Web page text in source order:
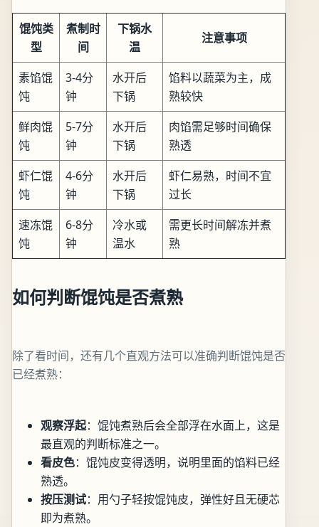
馄饨类
型
煮制时
间
下锅水
温
注意事项
素馅馄
饨
3-4分
钟
水开后
下锅
馅料以蔬菜为主，成
熟较快
鲜肉馄
饨
5-7分
钟
水开后
下锅
肉馅需足够时间确保
熟透
虾仁馄
饨
4-6分
钟
水开后
下锅
虾仁易熟，时间不宜
过长
速冻馄
饨
6-8分
钟
冷水或
温水
需更长时间解冻并煮
熟
如何判断馄饨是否煮熟
除了看时间，还有几个直观方法可以准确判断馄饨是否
已经煮熟：
观察浮起：馄饨煮熟后会全部浮在水面上，这是
最直观的判断标准之一。
看皮色：馄饨皮变得透明，说明里面的馅料已经
熟透。
按压测试：用勺子轻按馄饨皮，弹性好且无硬芯
即为煮熟。